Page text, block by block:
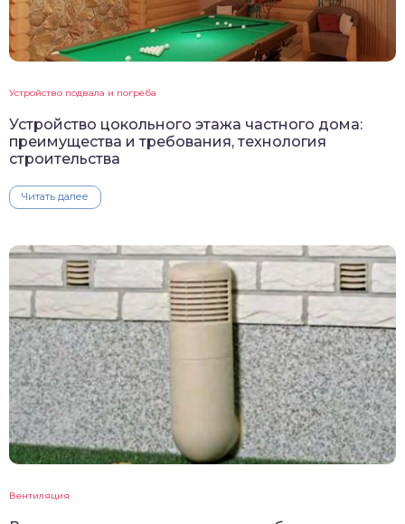
Устройство подвала и погреба
Устройство цокольного этажа частного дома:
преимущества и требования, технология
строительства
Читать далее
Вентиляция